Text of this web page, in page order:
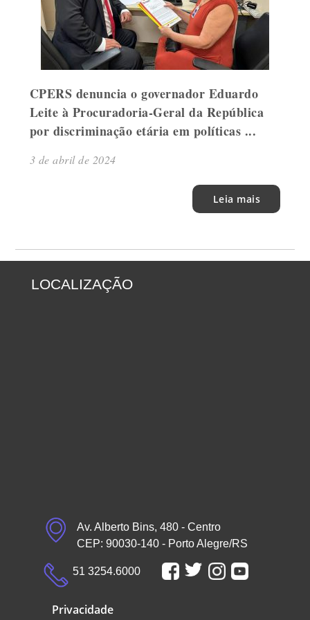
CPERS denuncia o governador Eduardo
Leite à Procuradoria-Geral da República
por discriminação etária em políticas ...
3 de abril de 2024
Leia mais
LOCALIZAÇÃO
Av. Alberto Bins, 480 - Centro
CEP: 90030-140 - Porto Alegre/RS
51 3254.6000
Privacidade